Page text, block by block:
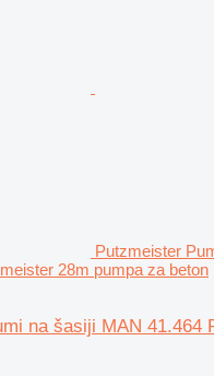
Putzmeister
28m pumpa za beton
na šasiji MAN 41.464